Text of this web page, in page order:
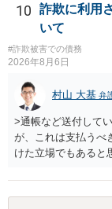
ます。
10
詐欺に利用
いて
#詐欺被害での債務
2026年8月6日
村山 大基 弁
>通帳など送付して
が、これは支払うべ
けた立場でもあると
がいいとは思いま
は法に触れる可能性